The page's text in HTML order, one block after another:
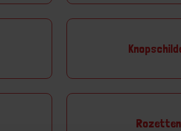
Rozetten